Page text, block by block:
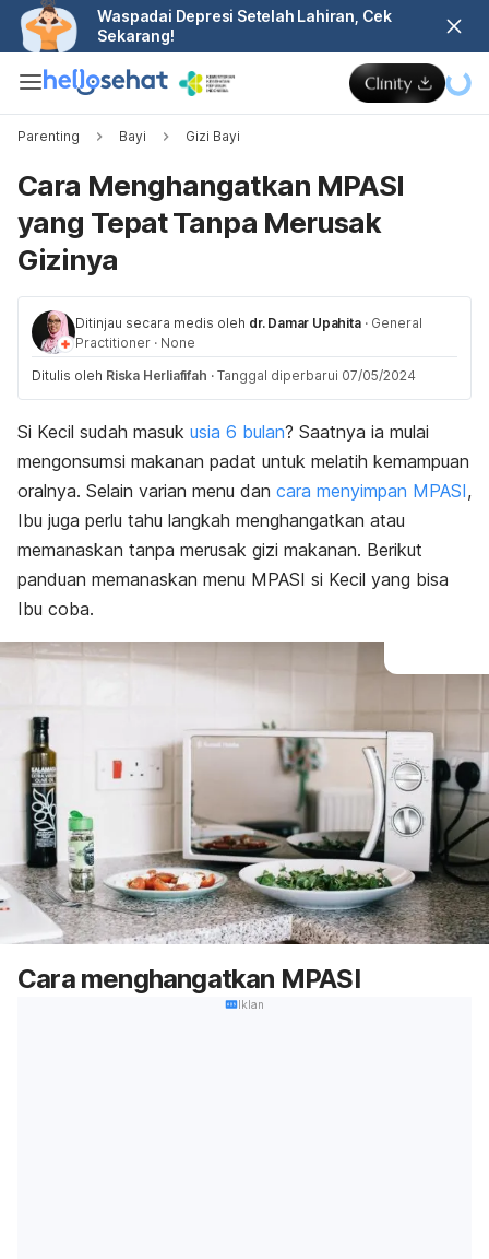
Waspadai Depresi Setelah Lahiran, Cek
Sekarang!
Parenting Bayi Gizi Bayi
Cara Menghangatkan MPASI
yang Tepat Tanpa Merusak
Gizinya
Ditinjau secara medis oleh dr. Damar Upahita · General
Practitioner · None
Ditulis oleh Riska Herliafifah · Tanggal diperbarui 07/05/2024
Si Kecil sudah masuk usia 6 bulan? Saatnya ia mulai
mengonsumsi makanan padat untuk melatih kemampuan
oralnya. Selain varian menu dan cara menyimpan MPASI,
Ibu juga perlu tahu langkah menghangatkan atau
memanaskan tanpa merusak gizi makanan. Berikut
panduan memanaskan menu MPASI si Kecil yang bisa
Ibu coba.
Cara menghangatkan MPASI
Iklan